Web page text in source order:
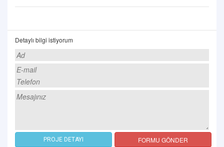
Detaylı bilgi istiyorum
PROJE DETAYI FORMU GÖNDER